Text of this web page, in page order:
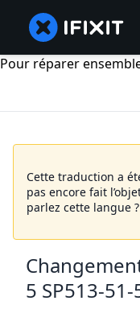
Pour réparer
Cette traduction a
pas encore fait
parlez cette langue ?
5 SP513-51-